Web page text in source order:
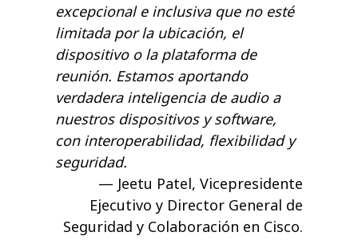
excepcional e inclusiva que no esté
limitada por la ubicación, el
dispositivo o la plataforma de
reunión. Estamos aportando
verdadera inteligencia de audio a
nuestros dispositivos y software,
con interoperabilidad, flexibilidad y
seguridad.
Jeetu Patel, Vicepresidente
Ejecutivo y Director General de
Seguridad y Colaboración en Cisco.